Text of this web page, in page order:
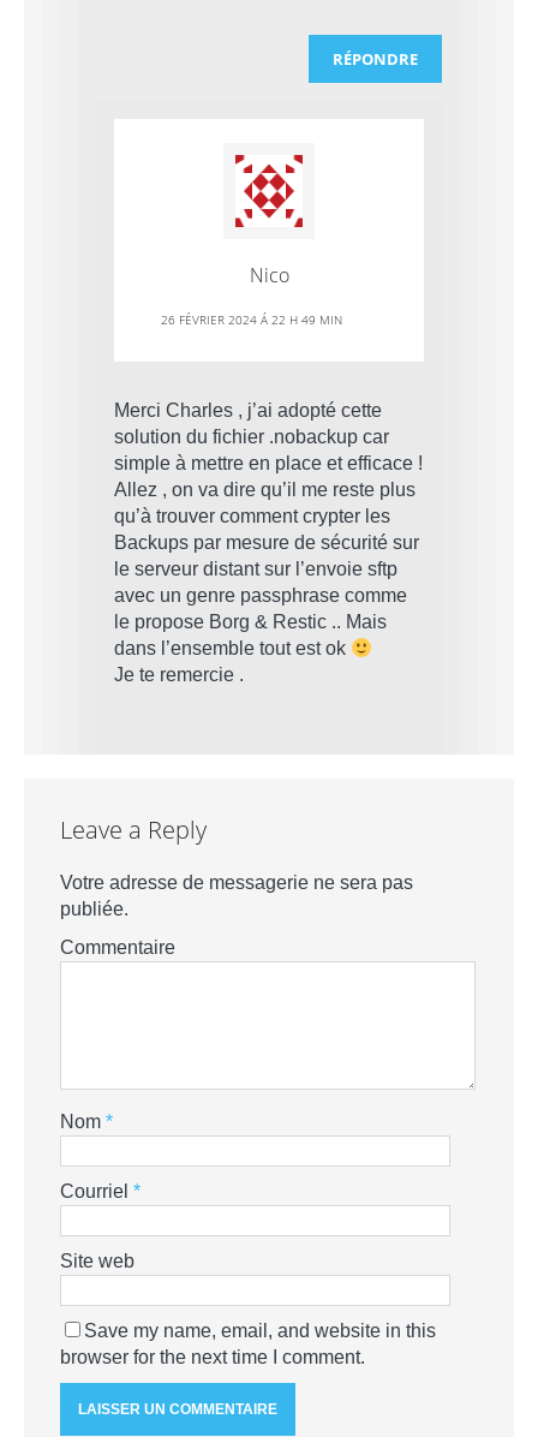
RÉPONDRE
Nico
26 FÉVRIER 2024 Á 22 H 49 MIN
Merci Charles , j’ai adopté cette
solution du fichier .nobackup car
simple à mettre en place et efficace !
Allez , on va dire qu’il me reste plus
qu’à trouver comment crypter les
Backups par mesure de sécurité sur
le serveur distant sur l’envoie sftp
avec un genre passphrase comme
le propose Borg & Restic .. Mais
dans l’ensemble tout est ok
Je te remercie .
Leave a Reply
Votre adresse de messagerie ne sera pas
publiée.
Commentaire
Nom *
Courriel *
Site web
Save my name, email, and website in this
browser for the next time I comment.